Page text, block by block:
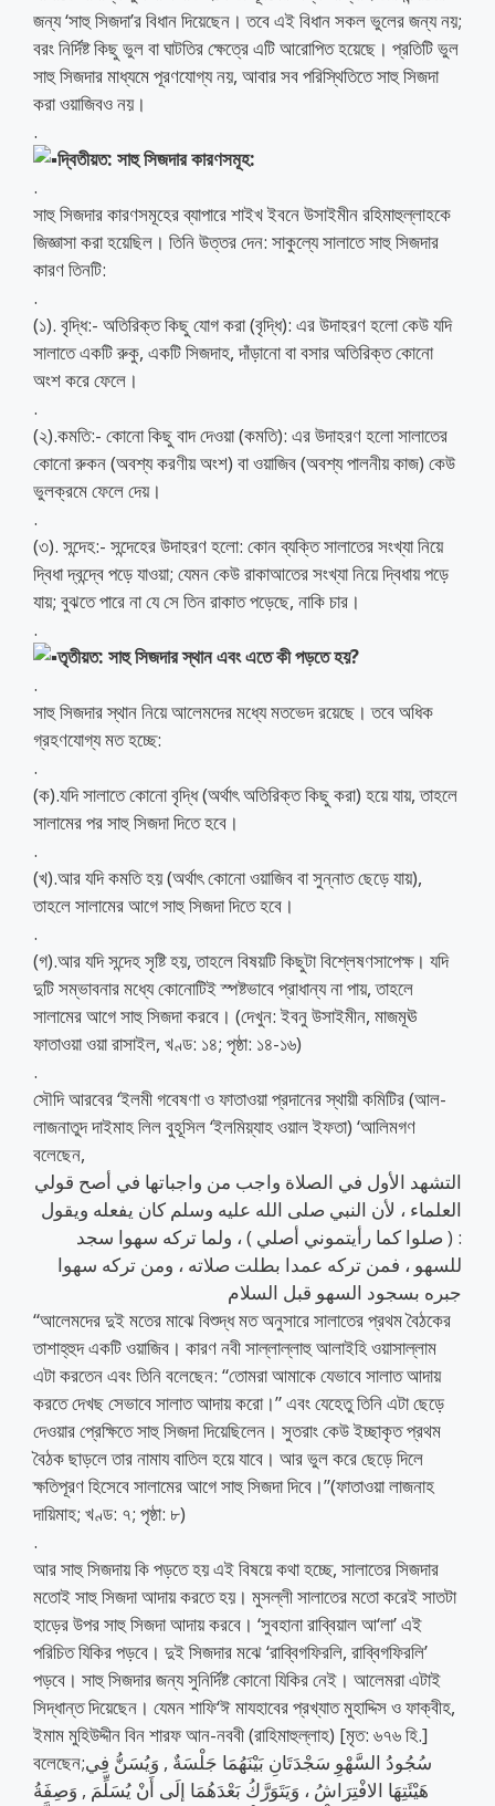
জন্য ‘সাহু সিজদা’র বিধান দিয়েছেন। তবে এই বিধান সকল ভুলের জন্য নয়;
বরং নির্দিষ্ট কিছু ভুল বা ঘাটতির ক্ষেত্রে এটি আরোপিত হয়েছে। প্রতিটি ভুল
সাহু সিজদার মাধ্যমে পূরণযোগ্য নয়, আবার সব পরিস্থিতিতে সাহু সিজদা
করা ওয়াজিবও নয়।
.
দ্বিতীয়ত: সাহু সিজদার কারণসমূহ:
.
সাহু সিজদার কারণসমূহের ব্যাপারে শাইখ ইবনে উসাইমীন রহিমাহুল্লাহকে
জিজ্ঞাসা করা হয়েছিল। তিনি উত্তর দেন: সাকুল্যে সালাতে সাহু সিজদার
কারণ তিনটি:
.
(১). বৃদ্ধি:- অতিরিক্ত কিছু যোগ করা (বৃদ্ধি): এর উদাহরণ হলো কেউ যদি
সালাতে একটি রুকু, একটি সিজদাহ, দাঁড়ানো বা বসার অতিরিক্ত কোনো
অংশ করে ফেলে।
.
(২).কমতি:- কোনো কিছু বাদ দেওয়া (কমতি): এর উদাহরণ হলো সালাতের
কোনো রুকন (অবশ্য করণীয় অংশ) বা ওয়াজিব (অবশ্য পালনীয় কাজ) কেউ
ভুলক্রমে ফেলে দেয়।
.
(৩). সন্দেহ:- সন্দেহের উদাহরণ হলো: কোন ব্যক্তি সালাতের সংখ্যা নিয়ে
দ্বিধা দ্বন্দ্বে পড়ে যাওয়া; যেমন কেউ রাকাআতের সংখ্যা নিয়ে দ্বিধায় পড়ে
যায়; বুঝতে পারে না যে সে তিন রাকাত পড়েছে, নাকি চার।
.
তৃতীয়ত: সাহু সিজদার স্থান এবং এতে কী পড়তে হয়?
.
সাহু সিজদার স্থান নিয়ে আলেমদের মধ্যে মতভেদ রয়েছে। তবে অধিক
গ্রহণযোগ্য মত হচ্ছে:
.
(ক).যদি সালাতে কোনো বৃদ্ধি (অর্থাৎ অতিরিক্ত কিছু করা) হয়ে যায়, তাহলে
সালামের পর সাহু সিজদা দিতে হবে।
.
(খ).আর যদি কমতি হয় (অর্থাৎ কোনো ওয়াজিব বা সুন্নাত ছেড়ে যায়),
তাহলে সালামের আগে সাহু সিজদা দিতে হবে।
.
(গ).আর যদি সন্দেহ সৃষ্টি হয়, তাহলে বিষয়টি কিছুটা বিশ্লেষণসাপেক্ষ। যদি
দুটি সম্ভাবনার মধ্যে কোনোটিই স্পষ্টভাবে প্রাধান্য না পায়, তাহলে
সালামের আগে সাহু সিজদা করবে। (দেখুন: ইবনু উসাইমীন, মাজমূঊ
ফাতাওয়া ওয়া রাসাইল, খণ্ড: ১৪; পৃষ্ঠা: ১৪-১৬)
.
সৌদি আরবের ‘ইলমী গবেষণা ও ফাতাওয়া প্রদানের স্থায়ী কমিটির (আল-
লাজনাতুদ দাইমাহ লিল বুহূসিল ‘ইলমিয়্যাহ ওয়াল ইফতা) ‘আলিমগণ
বলেছেন,
التشهد الأول في الصلاة واجب من واجباتها في أصح قولي
العلماء ، لأن النبي صلى الله عليه وسلم كان يفعله ويقول
: ( صلوا كما رأيتموني أصلي ) ، ولما تركه سهوا سجد
للسهو ، فمن تركه عمدا بطلت صلاته ، ومن تركه سهوا
جبره بسجود السهو قبل السلام
“আলেমদের দুই মতের মাঝে বিশুদ্ধ মত অনুসারে সালাতের প্রথম বৈঠকের
তাশাহ্‌হুদ একটি ওয়াজিব। কারণ নবী সাল্লাল্লাহু আলাইহি ওয়াসাল্লাম
এটা করতেন এবং তিনি বলেছেন: “তোমরা আমাকে যেভাবে সালাত আদায়
করতে দেখছ সেভাবে সালাত আদায় করো।” এবং যেহেতু তিনি এটা ছেড়ে
দেওয়ার প্রেক্ষিতে সাহু সিজদা দিয়েছিলেন। সুতরাং কেউ ইচ্ছাকৃত প্রথম
বৈঠক ছাড়লে তার নামায বাতিল হয়ে যাবে। আর ভুল করে ছেড়ে দিলে
ক্ষতিপূরণ হিসেবে সালামের আগে সাহু সিজদা দিবে।”(ফাতাওয়া লাজনাহ
দায়িমাহ; খণ্ড: ৭; পৃষ্ঠা: ৮)
.
আর সাহু সিজদায় কি পড়তে হয় এই বিষয়ে কথা হচ্ছে, সালাতের সিজদার
মতোই সাহু সিজদা আদায় করতে হয়। মুসল্লী সালাতের মতো করেই সাতটা
হাড়ের উপর সাহু সিজদা আদায় করবে। ‘সুবহানা রাব্বিয়াল আ‘লা’ এই
পরিচিত যিকির পড়বে। দুই সিজদার মঝে ‘রাব্বিগফিরলি, রাব্বিগফিরলি’
পড়বে। সাহু সিজদার জন্য সুনির্দিষ্ট কোনো যিকির নেই। আলেমরা এটাই
সিদ্ধান্ত দিয়েছেন। যেমন শাফি‘ঈ মাযহাবের প্রখ্যাত মুহাদ্দিস ও ফাক্বীহ,
ইমাম মুহিউদ্দীন বিন শারফ আন-নববী (রাহিমাহুল্লাহ) [মৃত: ৬৭৬ হি.]
বলেছেন;سُجُودُ السَّهْوِ سَجْدَتَانِ بَيْنَهُمَا جَلْسَةٌ , وَيُسَنُّ فِي
هَيْئَتِهَا الافْتِرَاشُ ، وَيَتَوَرَّكُ بَعْدَهُمَا إلَى أَنْ يُسَلِّمَ , وَصِفَةُ